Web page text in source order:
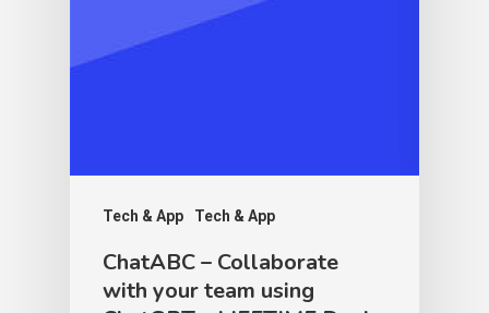
Tech & App Tech & App
ChatABC – Collaborate
with your team using